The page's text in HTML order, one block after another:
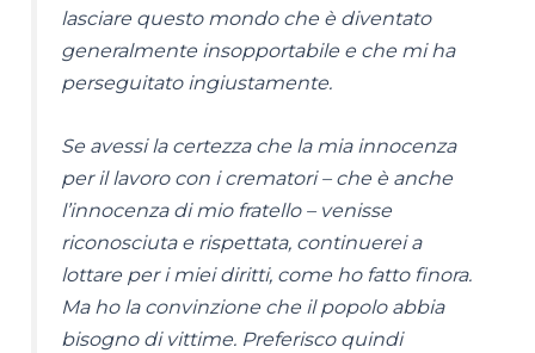
lasciare questo mondo che è diventato
generalmente insopportabile e che mi ha
perseguitato ingiustamente.
Se avessi la certezza che la mia innocenza
per il lavoro con i crematori – che è anche
l’innocenza di mio fratello – venisse
riconosciuta e rispettata, continuerei a
lottare per i miei diritti, come ho fatto finora.
Ma ho la convinzione che il popolo abbia
bisogno di vittime. Preferisco quindi